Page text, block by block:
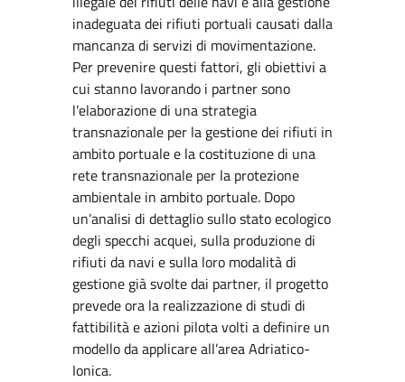
inadeguata dei rifiuti portuali causati dalla
mancanza di servizi di movimentazione.
Per prevenire questi fattori, gli obiettivi a
cui stanno lavorando i partner sono
l’elaborazione di una strategia
transnazionale per la gestione dei rifiuti in
ambito portuale e la costituzione di una
rete transnazionale per la protezione
ambientale in ambito portuale. Dopo
un’analisi di dettaglio sullo stato ecologico
degli specchi acquei, sulla produzione di
rifiuti da navi e sulla loro modalità di
gestione già svolte dai partner, il progetto
prevede ora la realizzazione di studi di
fattibilità e azioni pilota volti a definire un
modello da applicare all’area Adriatico-
Ionica.